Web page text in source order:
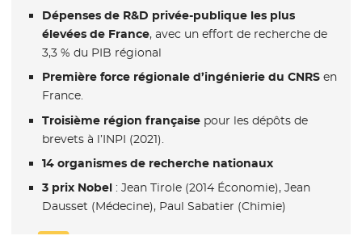
Dépenses de R&D privée-publique les plus
élevées de France, avec un effort de recherche de
3,3 % du PIB régional
Première force régionale d’ingénierie du CNRSen
France.
Troisième région françaisepour les dépôts de
brevets à l’INPI (2021).
14 organismes de recherche nationaux
3 prix Nobel: Jean Tirole (2014 Économie), Jean
Dausset (Médecine), Paul Sabatier (Chimie)